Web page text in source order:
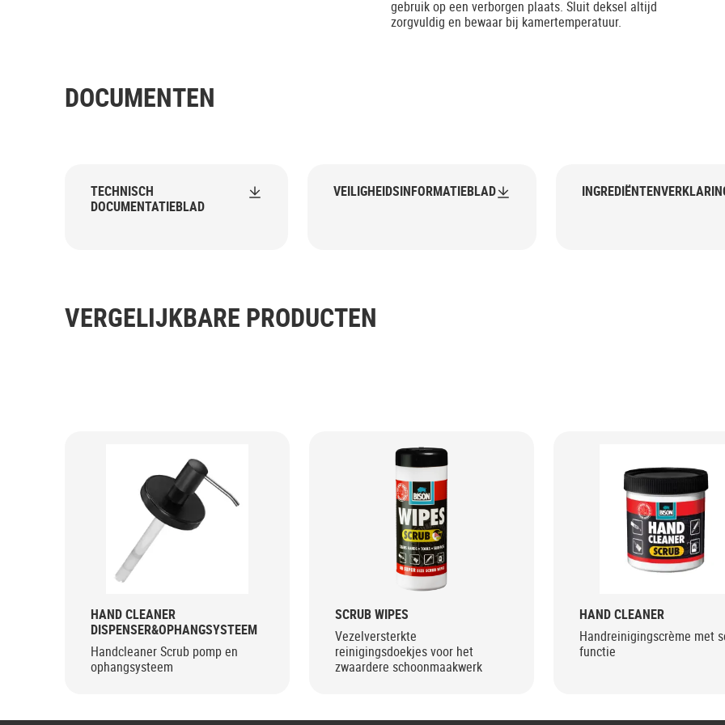
gebruik op een verborgen plaats. Sluit deksel altijd
zorgvuldig en bewaar bij kamertemperatuur.
DOCUMENTEN
TECHNISCH
DOCUMENTATIEBLAD
VEILIGHEIDSINFORMATIEBLAD
VERGELIJKBARE PRODUCTEN
HAND CLEANER
DISPENSER&OPHANGSYSTEEM
Handcleaner Scrub pomp en
ophangsysteem
SCRUB WIPES
Vezelversterkte
reinigingsdoekjes voor het
zwaardere schoonmaakwerk
HAND CLEANER
Handreinigingscrème met
functie